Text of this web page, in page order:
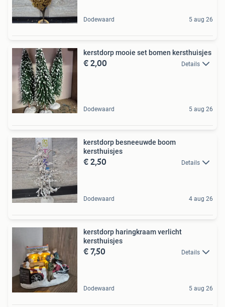
Dodewaard 5 aug 26
kerstdorp mooie set bomen kersthuisjes
€ 2,00 Details
Dodewaard 5 aug 26
kerstdorp besneeuwde boom
kersthuisjes
€ 2,50 Details
Dodewaard 4 aug 26
kerstdorp haringkraam verlicht
kersthuisjes
€ 7,50 Details
Dodewaard 5 aug 26